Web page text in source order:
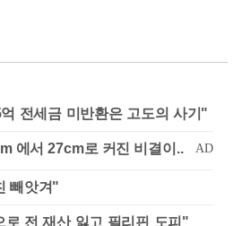
전세금 미반환은 고도의 사기"
빼앗겨"
로 전 재산 잃고 필리핀 도피"